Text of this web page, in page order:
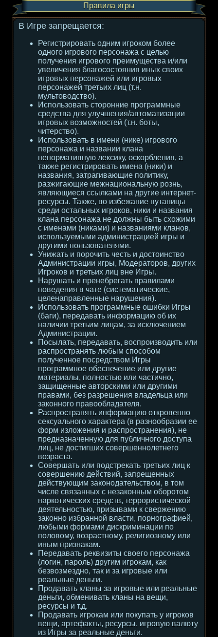
Правила игры
В Игре запрещается:
Регистрировать одним игроком более
одного игрового персонажа с целью
получения игрового преимущества и/или
увеличения благосостояния иных своих
игровых персонажей или игровых
персонажей третьих лиц (т.н.
мультоводство).
Использовать сторонние программные
средства для улучшения/автоматизации
игровых возможностей (т.н. боты,
читерство).
Использовать в имени (нике) игрового
персонажа и названии клана
ненормативную лексику, оскорбления, а
также регистрировать имена (ники) и
названия, затрагивающие политику,
разжигающие межнациональную рознь,
являющиеся ссылками на другие интернет-
ресурсы. Также, во избежание путаницы
среди остальных игроков, ники и названия
клана персонажа не должны быть схожими
с именами (никами) и названиями кланов,
используемыми администрацией игры и
другими пользователями.
Унижать и порочить честь и достоинство
Администрации игры, Модераторов, других
Игроков и третьих лиц вне Игры.
Нарушать и пренебрегать правилами
поведения в чате (систематические,
целенаправленные нарушения).
Использовать программные ошибки Игры
(баги), передавать информацию об их
наличии третьим лицам, за исключением
Администрации.
Посылать, передавать, воспроизводить или
распространять любым способом
полученное посредством Игры
программное обеспечение или другие
материалы, полностью или частично,
защищенные авторскими или другими
правами, без разрешения владельца или
законного правообладателя.
Распространять информацию откровенно
сексуального характера (в разнообразии ее
форм изложения и распространения), не
предназначенную для публичного доступа
лиц, не достигших совершеннолетнего
возраста.
Совершать или подстрекать третьих лиц к
совершению действий, запрещенных
действующим законодательством, в том
числе связанных с незаконным оборотом
наркотических средств, террористической
деятельностью, призывами к свержению
законно избранной власти, порнографией,
любыми формами дискриминации по
половому, возрастному, религиозному или
иным признакам.
Передавать реквизиты своего персонажа
(логин, пароль) другим игрокам, как
безвозмездно, так и за игровые или
реальные деньги.
Продавать кланы за игровые или реальные
деньги, обменивать кланы на вещи,
ресурсы и т.д.
Продавать игрокам или покупать у игроков
вещи, артефакты, ресурсы, игровую валюту
из Игры за реальные деньги.